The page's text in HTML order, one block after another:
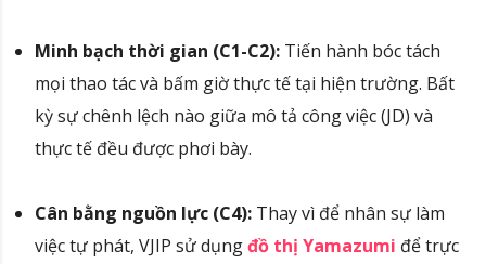
Minh bạch thời gian (C1-C2): Tiến hành bóc tách
mọi thao tác và bấm giờ thực tế tại hiện trường. Bất
kỳ sự chênh lệch nào giữa mô tả công việc (JD) và
thực tế đều được phơi bày.
Cân bằng nguồn lực (C4): Thay vì để nhân sự làm
việc tự phát, VJIP sử dụngđồ thị Yamazumi để trực